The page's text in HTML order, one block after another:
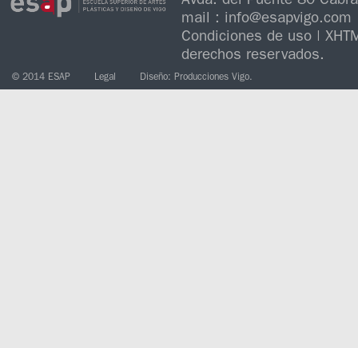
mail : info@esapvigo.com
Condiciones de uso |
derechos reservados.
© 2014 ESAP Legal Diseño: Producciones Vigo.